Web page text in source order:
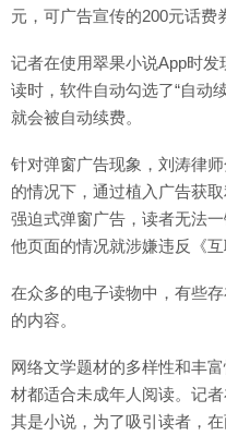
元，可广告宣传的200元话费
记者在使用翠果小说App时
读时，软件自动勾选了“自动
就会被自动续费。
针对弹窗广告现象，刘涛律
的情况下，通过植入广告获
强迫式弹窗广告，读者无法
他页面的情况就涉嫌违反《
在众多的电子读物中，有些
的内容。
网络文学题材的多样性和丰
材都适合未成年人阅读。记
其是小说，为了吸引读者，